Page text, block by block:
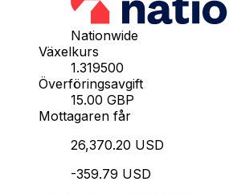
Nationwide
Växelkurs
1.319500
Överföringsavgift
15.00 GBP
Mottagaren får
26,370.20 USD
-359.79 USD